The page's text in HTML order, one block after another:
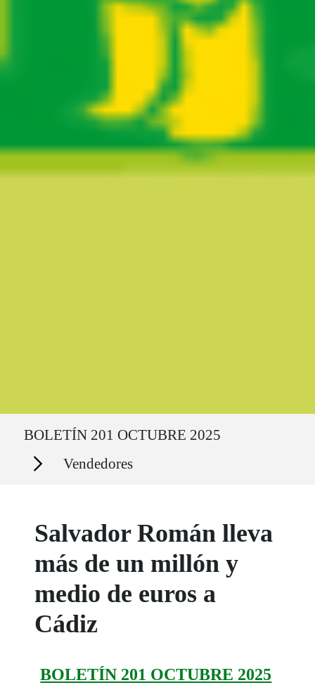
BOLETÍN 201 OCTUBRE 2025
Secciones Vendedores
Salvador Román lleva
más de un millón y
medio de euros a
Cádiz
BOLETÍN 201 OCTUBRE 2025